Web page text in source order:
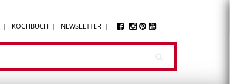
KOCHBUCH NEWSLETTER